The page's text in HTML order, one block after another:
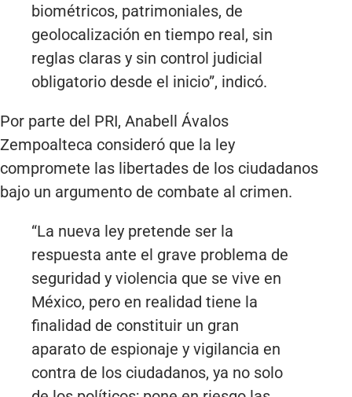
biométricos, patrimoniales, de
geolocalización en tiempo real, sin
reglas claras y sin control judicial
obligatorio desde el inicio”, indicó.
Por parte del PRI, Anabell Ávalos
Zempoalteca consideró que la ley
compromete las libertades de los ciudadanos
bajo un argumento de combate al crimen.
“La nueva ley pretende ser la
respuesta ante el grave problema de
seguridad y violencia que se vive en
México, pero en realidad tiene la
finalidad de constituir un gran
aparato de espionaje y vigilancia en
contra de los ciudadanos, ya no solo